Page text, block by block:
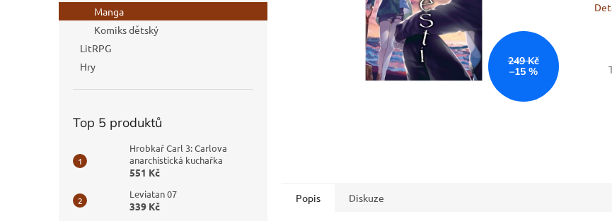
e
Manga
Komiks dětský
LitRPG
Hry
Top 5 produktů
Hrobkař Carl 3: Carlova
anarchistická kuchařka
551 Kč
Leviatan 07
339 Kč
249 Kč
–15 %
Popis Diskuze